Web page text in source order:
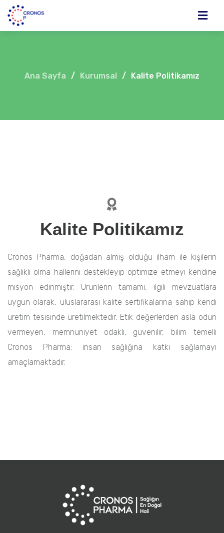
Ana Sayfa / Kurumsal / Kalite Politikamız
Kalite Politikamız
Cronos Pharma, doğadan almış olduğu ilham ile kişilerin
sağlıklı olma hallerini destekleyip optimize etmeyi kendine
misyon edinmiştir. Ürünlerin tamamı, ilgili mevzuatlara
uygun olarak, uluslararası kalite sertifikalarına sahip kendi
üretim tesisinde üretilmektedir. Etik değerlerden asla ödün
vermeyen, memnuniyet odaklı, güvenilir, bilim temelli
Cronos Pharma; insan sağlığına katkı sağlamayı
amaçlamaktadır.